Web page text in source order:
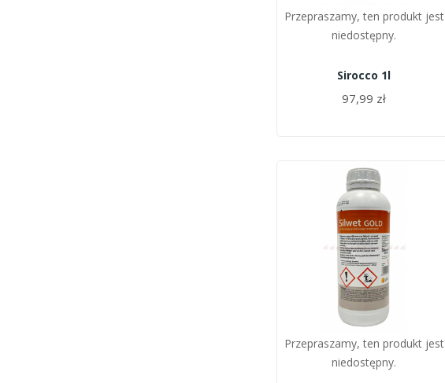
Przepraszamy, ten produkt jest
niedostępny.
Sirocco 1l
97,99 zł
Przepraszamy, ten produkt jest
niedostępny.